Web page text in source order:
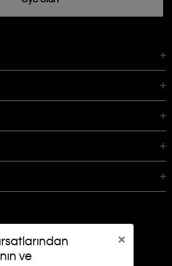
×
ve